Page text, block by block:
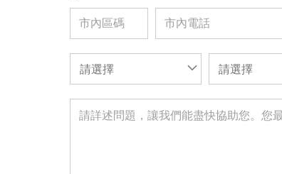
請選擇 請選擇